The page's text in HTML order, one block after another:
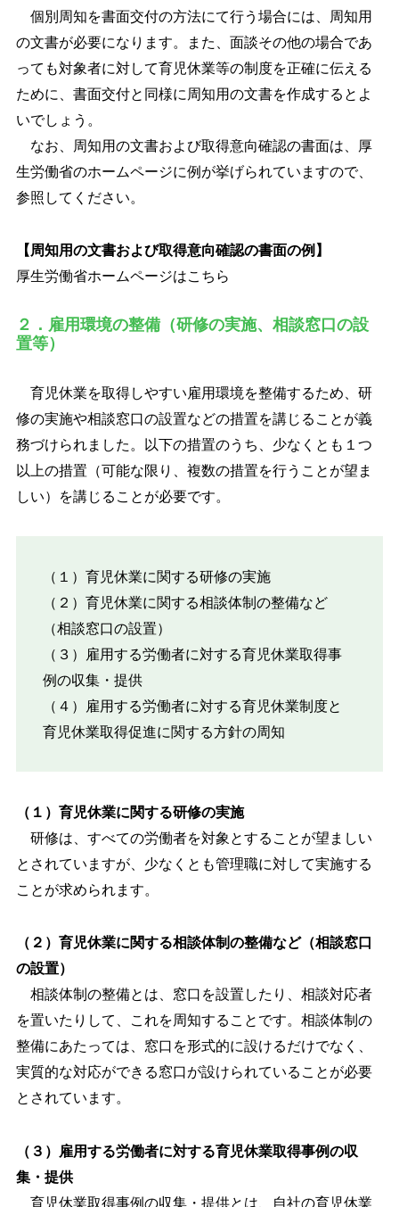
個別周知を書面交付の方法にて行う場合には、周知用
の文書が必要になります。また、面談その他の場合であ
っても対象者に対して育児休業等の制度を正確に伝える
ために、書面交付と同様に周知用の文書を作成するとよ
いでしょう。
なお、周知用の文書および取得意向確認の書面は、厚
生労働省のホームページに例が挙げられていますので、
参照してください。
【周知用の文書および取得意向確認の書面の例】
厚生労働省ホームページはこちら
２．雇用環境の整備（研修の実施、相談窓口の設
置等）
育児休業を取得しやすい雇用環境を整備するため、研
修の実施や相談窓口の設置などの措置を講じることが義
務づけられました。以下の措置のうち、少なくとも１つ
以上の措置（可能な限り、複数の措置を行うことが望ま
しい）を講じることが必要です。
（１）育児休業に関する研修の実施
（２）育児休業に関する相談体制の整備など
（相談窓口の設置）
（３）雇用する労働者に対する育児休業取得事
例の収集・提供
（４）雇用する労働者に対する育児休業制度と
育児休業取得促進に関する方針の周知
（１）育児休業に関する研修の実施
研修は、すべての労働者を対象とすることが望ましい
とされていますが、少なくとも管理職に対して実施する
ことが求められます。
（２）育児休業に関する相談体制の整備など（相談窓口
の設置）
相談体制の整備とは、窓口を設置したり、相談対応者
を置いたりして、これを周知することです。相談体制の
整備にあたっては、窓口を形式的に設けるだけでなく、
実質的な対応ができる窓口が設けられていることが必要
とされています。
（３）雇用する労働者に対する育児休業取得事例の収
集・提供
育児休業取得事例の収集・提供とは、自社の育児休業